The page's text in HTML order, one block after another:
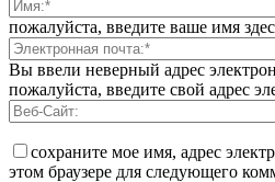
пожалуйста, введите ваше имя
Вы ввели неверный адрес
пожалуйста, введите свой адрес
сохраните мое имя, адрес
этом браузере для следующего